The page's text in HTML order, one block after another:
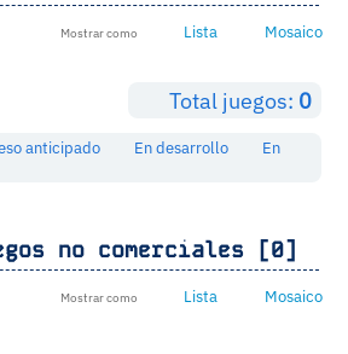
Mostrar como Lista Mosaico
Total juegos: 0
anticipado En desarrollo
En
no comerciales [0]
Mostrar como Lista Mosaico